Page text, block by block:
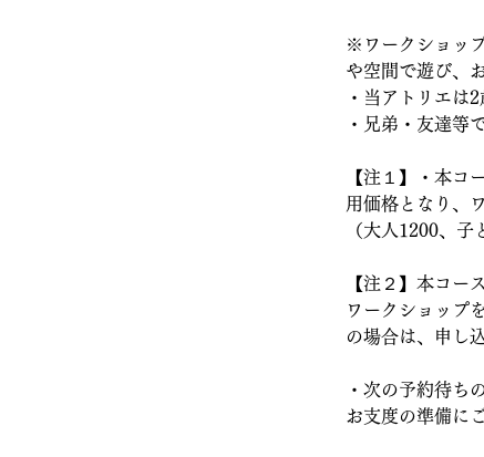
※ワークショッ
や空間で遊び、
・当アトリエは
・兄弟・友達等
【注１】・本コ
用価格となり、
（大人1200、子
【注２】本コー
ワークショップ
の場合は、申し
・次の予約待ち
お支度の準備に